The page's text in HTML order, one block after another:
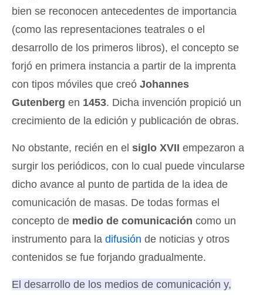
bien se reconocen antecedentes de importancia
(como las representaciones teatrales o el
desarrollo de los primeros libros), el concepto se
forjó en primera instancia a partir de la imprenta
con tipos móviles que creó Johannes
Gutenberg en 1453. Dicha invención propició un
crecimiento de la edición y publicación de obras.
No obstante, recién en el siglo XVII empezaron a
surgir los periódicos, con lo cual puede vincularse
dicho avance al punto de partida de la idea de
comunicación de masas. De todas formas el
concepto de medio de comunicación como un
instrumento para la difusión de noticias y otros
contenidos se fue forjando gradualmente.
El desarrollo de los medios de comunicación y,